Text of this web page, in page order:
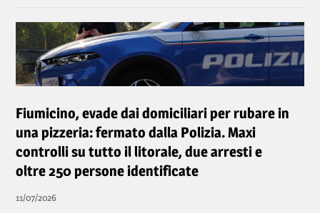
Fiumicino, evade dai domiciliari per rubare in
una pizzeria: fermato dalla Polizia. Maxi
controlli su tutto il litorale, due arresti e
oltre 250 persone identificate
11/07/2026